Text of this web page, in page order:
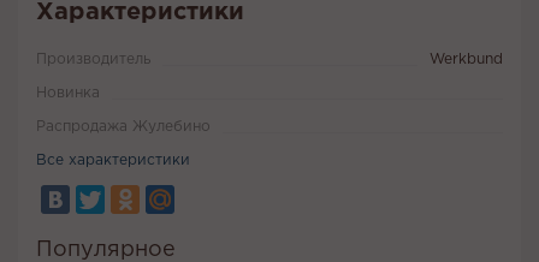
Характеристики
Производитель Werkbund
Новинка
Распродажа Жулебино
Все характеристики
Популярное